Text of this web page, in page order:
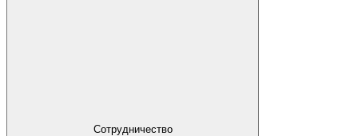
Сотрудничество